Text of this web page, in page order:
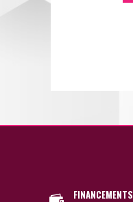
FINANCEMENTS